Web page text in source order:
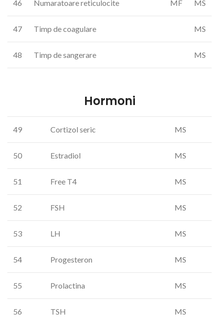
46 Numaratoare reticulocite MF MS
47 Timp de coagulare MS
48 Timp de sangerare MS
Hormoni
49 Cortizol seric MS
50 Estradiol MS
51 Free T4 MS
52 FSH MS
53 LH MS
54 Progesteron MS
55 Prolactina MS
56 TSH MS